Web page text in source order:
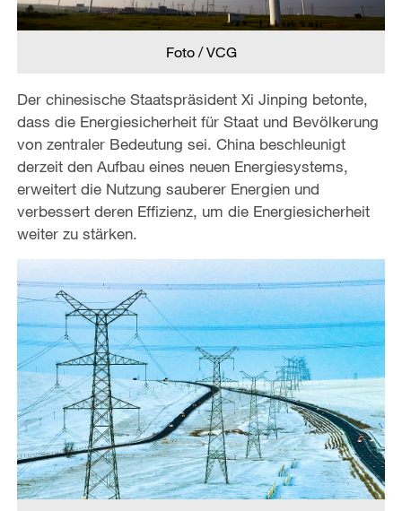
Foto / VCG
Der chinesische Staatspräsident Xi Jinping betonte,
dass die Energiesicherheit für Staat und Bevölkerung
von zentraler Bedeutung sei. China beschleunigt
derzeit den Aufbau eines neuen Energiesystems,
erweitert die Nutzung sauberer Energien und
verbessert deren Effizienz, um die Energiesicherheit
weiter zu stärken.